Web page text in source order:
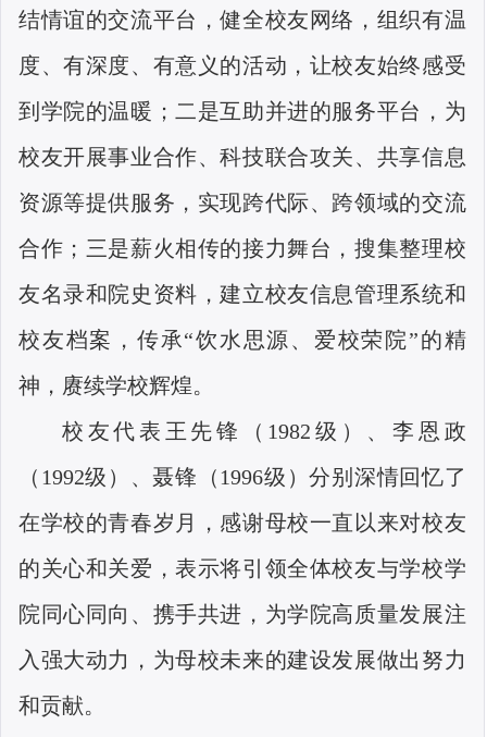
结情谊的交流平台，健全校友网络，组织有温
度、有深度、有意义的活动，让校友始终感受
到学院的温暖；二是互助并进的服务平台，为
校友开展事业合作、科技联合攻关、共享信息
资源等提供服务，实现跨代际、跨领域的交流
合作；三是薪火相传的接力舞台，搜集整理校
友名录和院史资料，建立校友信息管理系统和
校友档案，传承“饮水思源、爱校荣院”的精
神，赓续学校辉煌。
校友代表王先锋（ 1982 级）、李恩政
（ 1992级）、聂锋（1996级）分别深情回忆了
在学校的青春岁月，感谢母校一直以来对校友
的关心和关爱，表示将引领全体校友与学校学
院同心同向、携手共进，为学院高质量发展注
入强大动力，为母校未来的建设发展做出努力
和贡献。